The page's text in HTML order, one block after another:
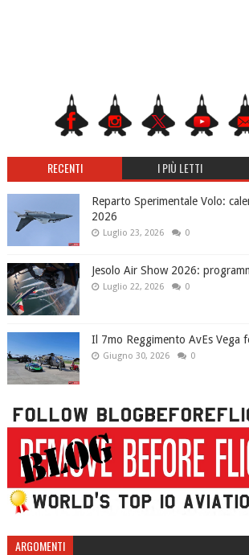
RECENTI I PIÙ LETTI
Reparto Sperimentale Volo:
2026
Luglio 23, 2026 0
Jesolo Air Show 2026:
Luglio 22, 2026 0
Il 7mo Reggimento AvEs Vega
Giugno 30, 2026 0
ARGOMENTI